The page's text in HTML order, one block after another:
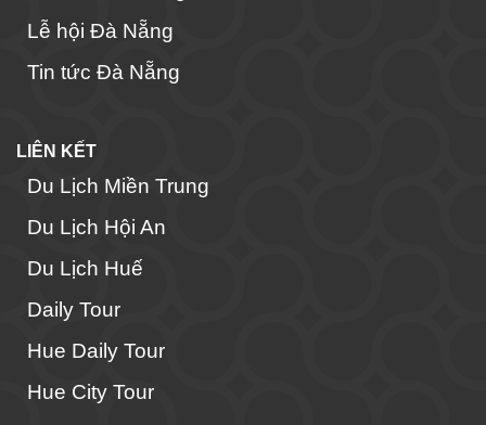
Lễ hội Đà Nẵng
Tin tức Đà Nẵng
LIÊN KẾT
Du Lịch Miền Trung
Du Lịch Hội An
Du Lịch Huế
Daily Tour
Hue Daily Tour
Hue City Tour